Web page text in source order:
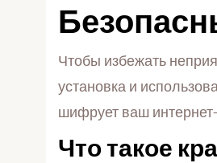
Чтобы избежать
установка и
шифрует ваш
Что такое